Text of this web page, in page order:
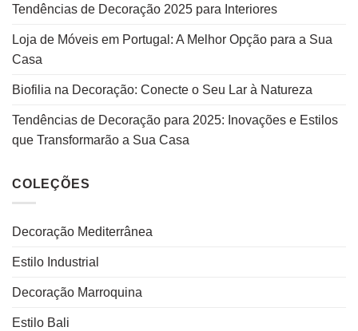
Tendências de Decoração 2025 para Interiores
Loja de Móveis em Portugal: A Melhor Opção para a Sua
Casa
Biofilia na Decoração: Conecte o Seu Lar à Natureza
Tendências de Decoração para 2025: Inovações e Estilos
que Transformarão a Sua Casa
COLEÇÕES
Decoração Mediterrânea
Estilo Industrial
Decoração Marroquina
Estilo Bali